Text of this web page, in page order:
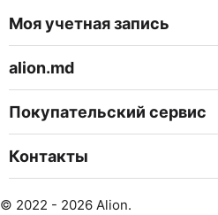
Моя учетная запись
alion.md
Покупательский сервис
Контакты
© 2022 - 2026 Alion.